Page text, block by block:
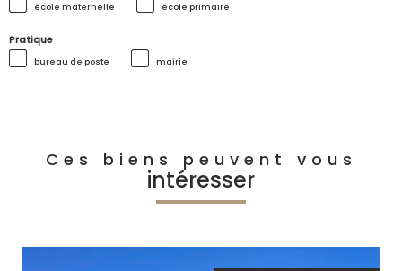
école maternelle école primaire
Pratique
bureau de poste mairie
Ces biens peuvent vous
intéresser